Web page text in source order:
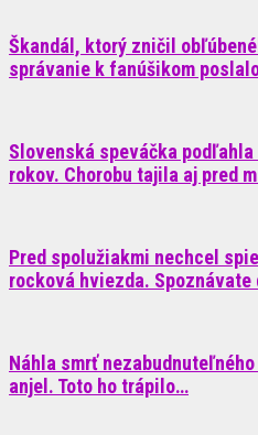
Škandál, ktorý zničil
správanie k fanúšikom
Slovenská speváčka
rokov. Chorobu tajila aj pred
Pred spolužiakmi nechcel
rocková hviezda. Spoznávate
Náhla smrť
anjel. Toto ho trápilo…